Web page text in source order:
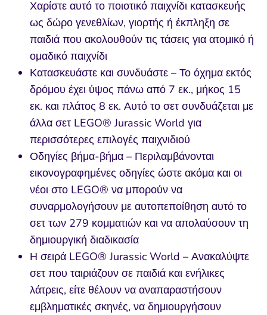
Χαρίστε αυτό το ποιοτικό παιχνίδι κατασκευής
ως δώρο γενεθλίων, γιορτής ή έκπληξη σε
παιδιά που ακολουθούν τις τάσεις για ατομικό ή
ομαδικό παιχνίδι
Κατασκευάστε και συνδυάστε – Το όχημα εκτός
δρόμου έχει ύψος πάνω από 7 εκ., μήκος 15
εκ. και πλάτος 8 εκ. Αυτό το σετ συνδυάζεται με
άλλα σετ LEGO® Jurassic World για
περισσότερες επιλογές παιχνιδιού
Οδηγίες βήμα-βήμα – Περιλαμβάνονται
εικονογραφημένες οδηγίες ώστε ακόμα και οι
νέοι στο LEGO® να μπορούν να
συναρμολογήσουν με αυτοπεποίθηση αυτό το
σετ των 279 κομματιών και να απολαύσουν τη
δημιουργική διαδικασία
Η σειρά LEGO® Jurassic World – Ανακαλύψτε
σετ που ταιριάζουν σε παιδιά και ενήλικες
λάτρεις, είτε θέλουν να αναπαραστήσουν
εμβληματικές σκηνές, να δημιουργήσουν